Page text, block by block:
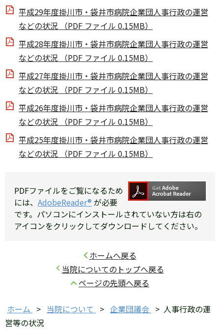
平成29年度掛川市・袋井市病院企業団人事行政の運営
などの状況 （PDF ファイル 0.15MB）
平成28年度掛川市・袋井市病院企業団人事行政の運営
などの状況 （PDF ファイル 0.15MB）
平成27年度掛川市・袋井市病院企業団人事行政の運営
などの状況 （PDF ファイル 0.15MB）
平成26年度掛川市・袋井市病院企業団人事行政の運営
などの状況 （PDF ファイル 0.15MB）
平成25年度掛川市・袋井市病院企業団人事行政の運営
などの状況 （PDF ファイル 0.15MB）
PDFファイルをご覧になるため
には、 AdobeReader® が必要
です。パソコンにインストールされていない方は右の
アイコンをクリックしてダウンロードしてください。
当院についてのトップへ戻る
ホームへ戻る
ページの先頭へ戻る
ホーム > 当院について > 企業団議会 > 人事行政の運
営等の状況